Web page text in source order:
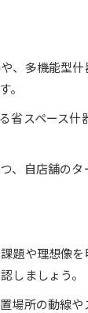
店舗什器
、多機能型
。
省スペース
自店舗の
題や理想像
しましょう。
場所の動線